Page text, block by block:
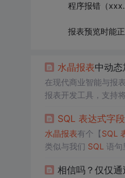
程序报错（
报表预览时能
水晶报表中动
在现代商业智能与报
报表开发工具，支持
[外部URL路径]B -->
SQL 表达式字段
水晶报表有个【SQL
类似与我们 SQL 语句
相信吗？仅仅通